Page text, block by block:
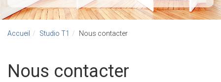
Accueil Studio T1 Nous contacter
Nous contacter